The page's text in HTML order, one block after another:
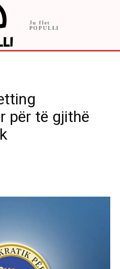
Ju flet
POPULLI
për të gjithë